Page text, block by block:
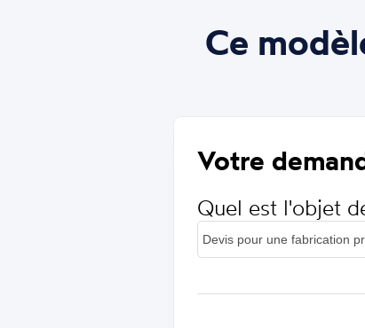
Ce
Votre
Quel est l'objet